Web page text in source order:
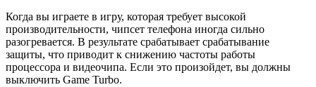
Когда вы играете в игру, которая требует высокой
производительности, чипсет телефона иногда сильно
разогревается. В результате срабатывает срабатывание
защиты, что приводит к снижению частоты работы
процессора и видеочипа. Если это произойдет, вы должны
выключить Game Turbo.